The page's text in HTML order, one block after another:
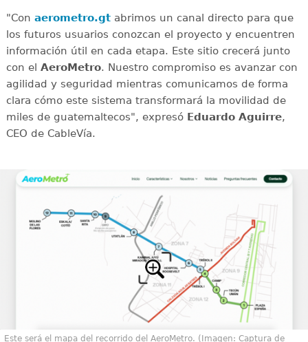
"Con aerometro.gtabrimos un canal directo para que
los futuros usuarios conozcan el proyecto y encuentren
información útil en cada etapa. Este sitio crecerá junto
con el AeroMetro. Nuestro compromiso es avanzar con
agilidad y seguridad mientras comunicamos de forma
clara cómo este sistema transformará la movilidad de
miles de guatemaltecos", expresó Eduardo Aguirre,
CEO de CableVía.
Este será el mapa del recorrido del AeroMetro. (Imagen: Captura de